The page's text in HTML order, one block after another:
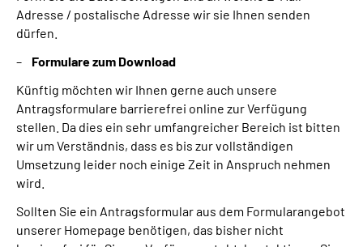
Adresse / postalische Adresse wir sie Ihnen senden
dürfen.
Formulare zum Download
Künftig möchten wir Ihnen gerne auch unsere
Antragsformulare barrierefrei online zur Verfügung
stellen. Da dies ein sehr umfangreicher Bereich ist bitten
wir um Verständnis, dass es bis zur vollständigen
Umsetzung leider noch einige Zeit in Anspruch nehmen
wird.
Sollten Sie ein Antragsformular aus dem Formularangebot
unserer Homepage benötigen, das bisher nicht